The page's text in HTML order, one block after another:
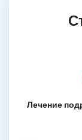
Лечение